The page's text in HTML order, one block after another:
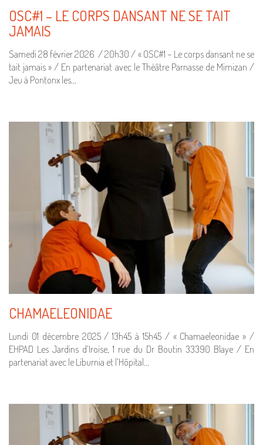
OSC#1 – LE CORPS DANSANT NE SE TAIT
JAMAIS
Samedi 28 février 2026 / 20h30 / « OSC#1 – Le corps dansant ne se
tait jamais » / En partenariat avec le Théâtre Parnasse de Mimizan /
Jeu à Pontonx les…
CHAMAELEONIDAE
Lundi 01 décembre 2025 / 13h45 à 15h45 / « Chamaeleonidae » /
EHPAD Les Jardins d’Iroise, 1 rue du Dr Boutin 33390 Blaye / En
partenariat avec le Liburnia et l’Hôpital…